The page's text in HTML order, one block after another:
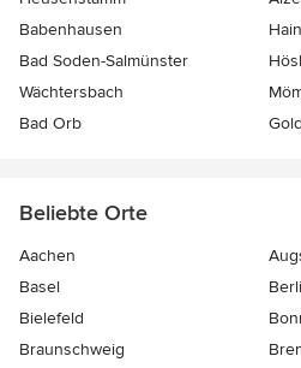
Babenhausen
Bad Soden-Salmünster
Wächtersbach
Bad Orb
Beliebte Orte
Aachen
Basel
Bielefeld
Braunschweig